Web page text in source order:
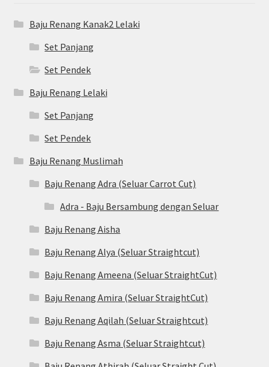
Baju Renang Kanak2 Lelaki
Set Panjang
Set Pendek
Baju Renang Lelaki
Set Panjang
Set Pendek
Baju Renang Muslimah
Baju Renang Adra (Seluar Carrot Cut)
Adra - Baju Bersambung dengan Seluar
Baju Renang Aisha
Baju Renang Alya (Seluar Straightcut)
Baju Renang Ameena (Seluar StraightCut)
Baju Renang Amira (Seluar StraightCut)
Baju Renang Aqilah (Seluar Straightcut)
Baju Renang Asma (Seluar Straightcut)